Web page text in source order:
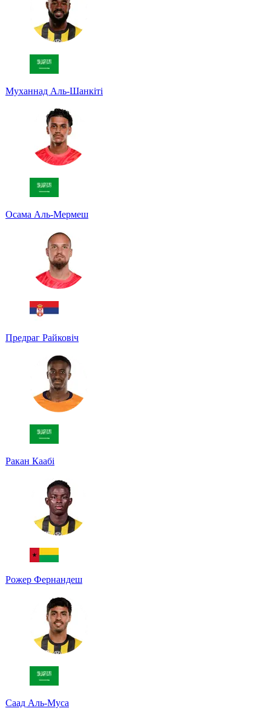
Муханнад Аль-Шанкіті
Осама Аль-Мермеш
Предраг Райковіч
Ракан Каабі
Рожер Фернандеш
Саад Аль-Муса